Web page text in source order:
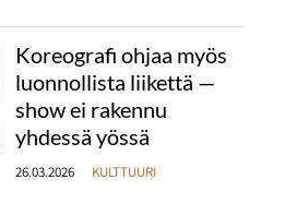
Koreografi ohjaa myös
luonnollista liikettä —
show ei rakennu
yhdessä yössä
26.03.2026 KULTTUURI